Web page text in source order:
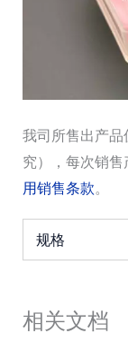
我司所售出产
究），每次销
用销售条款。
规格
相关文档